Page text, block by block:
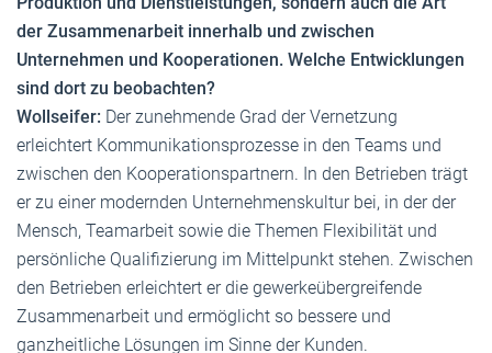
der Zusammenarbeit innerhalb und zwischen
Unternehmen und Kooperationen. Welche Entwicklungen
sind dort zu beobachten?
Wollseifer: Der zunehmende Grad der Vernetzung
erleichtert Kommunikationsprozesse in den Teams und
zwischen den Kooperationspartnern. In den Betrieben trägt
er zu einer modernden Unternehmenskultur bei, in der der
Mensch, Teamarbeit sowie die Themen Flexibilität und
persönliche Qualifizierung im Mittelpunkt stehen. Zwischen
den Betrieben erleichtert er die gewerkeübergreifende
Zusammenarbeit und ermöglicht so bessere und
ganzheitliche Lösungen im Sinne der Kunden.